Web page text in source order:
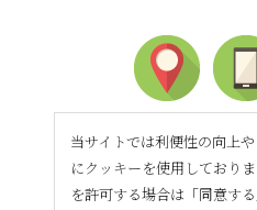
当サイトでは利便性の向上
にクッキーを使用しており
を許可する場合は「同意す